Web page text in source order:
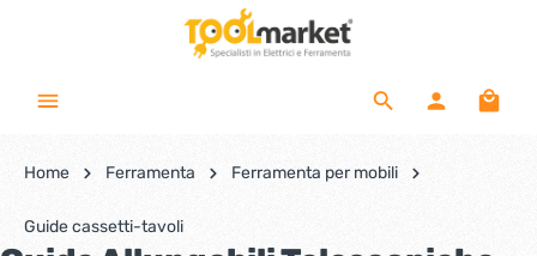
Home Ferramenta Ferramenta per mobili
Guide cassetti-tavoli